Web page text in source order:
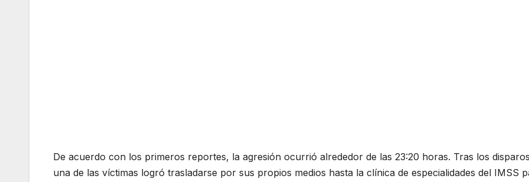
De acuerdo con los primeros reportes, la agresión ocurrió alrededor de las 23:20 horas. Tras los
una de las víctimas logró trasladarse por sus propios medios hasta la clínica de especialidades del IMSS